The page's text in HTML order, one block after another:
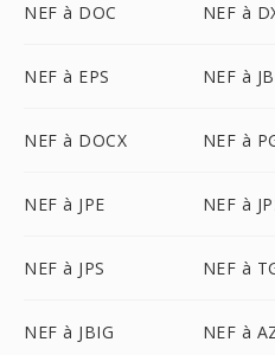
NEF à DOC NEF à
NEF à EPS NEF à
NEF à DOCX NEF à
NEF à JPE NEF à
NEF à JPS NEF à
NEF à JBIG NEF à